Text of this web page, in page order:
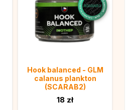
Hook balanced - GLM
calanus plankton
(SCARAB2)
18 zł